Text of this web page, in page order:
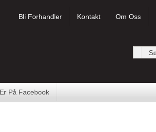
Bli Forhandler Kontakt Om Oss
På Facebook